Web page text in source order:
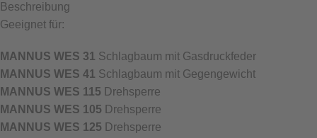
Beschreibung
Geeignet für:
MANNUS WES 31 Schlagbaum mit Gasdruckfeder
MANNUS WES 41 Schlagbaum mit Gegengewicht
MANNUS WES 115 Drehsperre
MANNUS WES 105 Drehsperre
MANNUS WES 125 Drehsperre